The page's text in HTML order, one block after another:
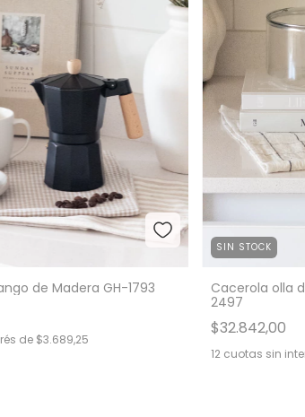
de Madera GH-1793
de $3.689,25
SIN STOCK
Cacerola olla
2497
$32.842,00
12 cuotas sin